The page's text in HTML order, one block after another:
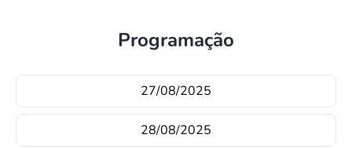
Programação
27/08/2025
28/08/2025